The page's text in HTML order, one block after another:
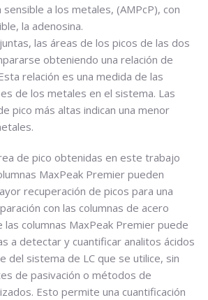
a los metales, (AMPcP), con
la adenosina.
las áreas de los picos de las dos
obteniendo una relación de
relación es una medida de las
de los metales en el sistema. Las
pico más altas indican una menor
de pico obtenidas en este trabajo
MaxPeak Premier pueden
recuperación de picos para una
con las columnas de acero
las columnas MaxPeak Premier puede
a detectar y cuantificar analitos ácidos
del sistema de LC que se utilice, sin
de pasivación o métodos de
Esto permite una cuantificación